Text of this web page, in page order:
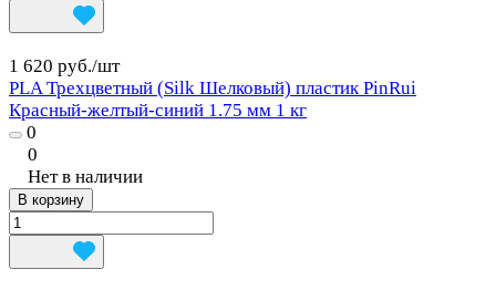
1 620 руб./шт
PLA Трехцветный (Silk Шелковый) пластик PinRui
Красный-желтый-синий 1.75 мм 1 кг
0
0
Нет в наличии
В корзину